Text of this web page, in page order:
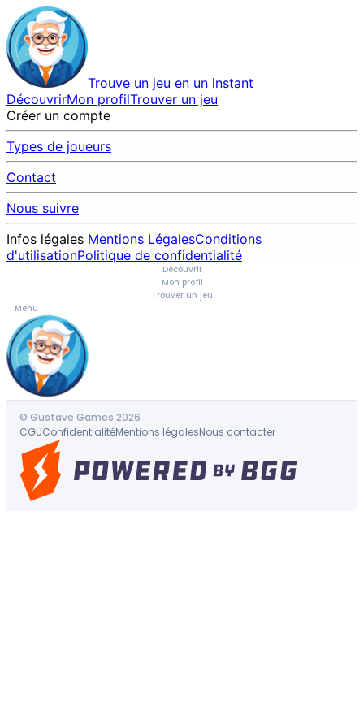
Trouve un jeu en un instant
DécouvrirMon profilTrouver un jeu
Créer un compte
Types de joueurs
Contact
Nous suivre
Infos légales Mentions LégalesConditions
d'utilisationPolitique de confidentialité
Découvrir
Mon profil
Trouver un jeu
Menu
© Gustave Games 2026
CGUConfidentialitéMentions légalesNous contacter